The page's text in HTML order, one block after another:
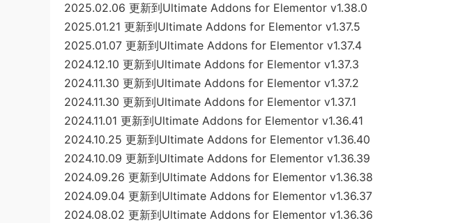
2025.02.06 更新到Ultimate Addons for Elementor v1.38.0
2025.01.21 更新到Ultimate Addons for Elementor v1.37.5
2025.01.07 更新到Ultimate Addons for Elementor v1.37.4
2024.12.10 更新到Ultimate Addons for Elementor v1.37.3
2024.11.30 更新到Ultimate Addons for Elementor v1.37.2
2024.11.30 更新到Ultimate Addons for Elementor v1.37.1
2024.11.01 更新到Ultimate Addons for Elementor v1.36.41
2024.10.25 更新到Ultimate Addons for Elementor v1.36.40
2024.10.09 更新到Ultimate Addons for Elementor v1.36.39
2024.09.26 更新到Ultimate Addons for Elementor v1.36.38
2024.09.04 更新到Ultimate Addons for Elementor v1.36.37
2024.08.02 更新到Ultimate Addons for Elementor v1.36.36